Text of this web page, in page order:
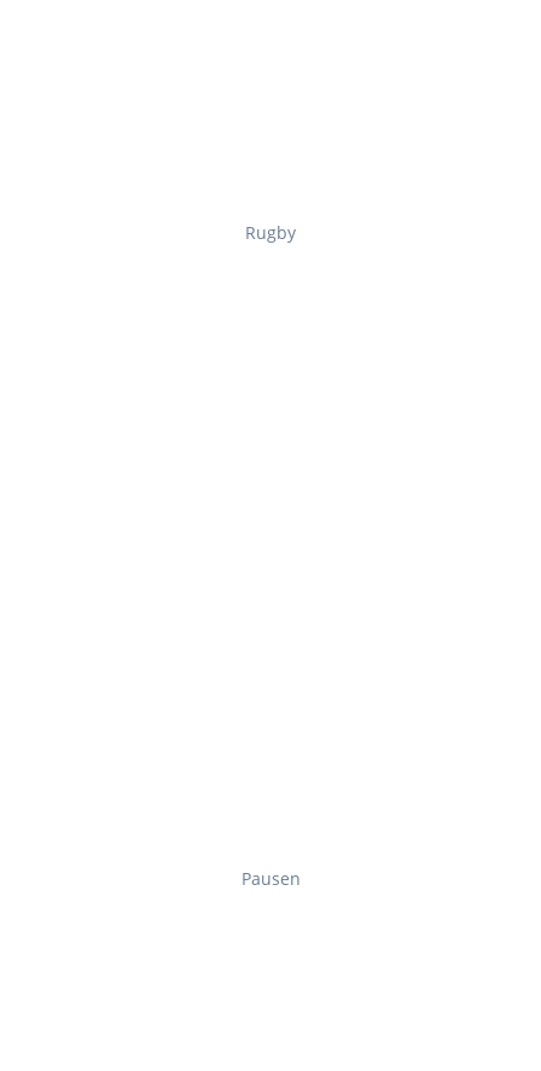
Rugby
Pausen